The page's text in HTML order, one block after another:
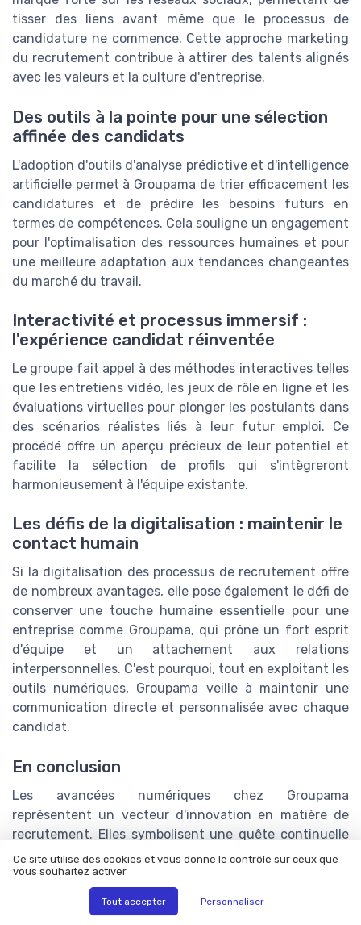
tisser des liens avant même que le processus de
candidature ne commence. Cette approche marketing
du recrutement contribue à attirer des talents alignés
avec les valeurs et la culture d'entreprise.
Des outils à la pointe pour une sélection
affinée des candidats
L'adoption d'outils d'analyse prédictive et d'intelligence
artificielle permet à Groupama de trier efficacement les
candidatures et de prédire les besoins futurs en
termes de compétences. Cela souligne un engagement
pour l'optimalisation des ressources humaines et pour
une meilleure adaptation aux tendances changeantes
du marché du travail.
Interactivité et processus immersif :
l'expérience candidat réinventée
Le groupe fait appel à des méthodes interactives telles
que les entretiens vidéo, les jeux de rôle en ligne et les
évaluations virtuelles pour plonger les postulants dans
des scénarios réalistes liés à leur futur emploi. Ce
procédé offre un aperçu précieux de leur potentiel et
facilite la sélection de profils qui s'intègreront
harmonieusement à l'équipe existante.
Les défis de la digitalisation : maintenir le
contact humain
Si la digitalisation des processus de recrutement offre
de nombreux avantages, elle pose également le défi de
conserver une touche humaine essentielle pour une
entreprise comme Groupama, qui prône un fort esprit
d'équipe et un attachement aux relations
interpersonnelles. C'est pourquoi, tout en exploitant les
outils numériques, Groupama veille à maintenir une
communication directe et personnalisée avec chaque
candidat.
En conclusion
Les avancées numériques chez Groupama
représentent un vecteur d'innovation en matière de
recrutement. Elles symbolisent une quête continuelle
d'efficacité et d'amélioration de l'expérience candidat
tout en respectant la promesse d'une entreprise
humaine et proche de ses collaborateurs.
Ce site utilise des cookies et vous donne le contrôle sur ceux que
vous souhaitez activer
Tout accepter Personnaliser